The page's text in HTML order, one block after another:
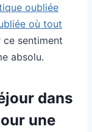
oubliée
où tout
sentiment
absolu.
dans
une